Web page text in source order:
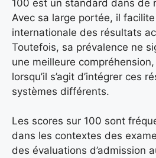
100 est un standard dans de
Avec sa large portée, il
internationale des résultats
Toutefois, sa prévalence ne
une meilleure
lorsqu’il s’agit d’intégrer ces
systèmes différents.
Les scores sur 100 sont
dans les contextes des
des évaluations d’admission